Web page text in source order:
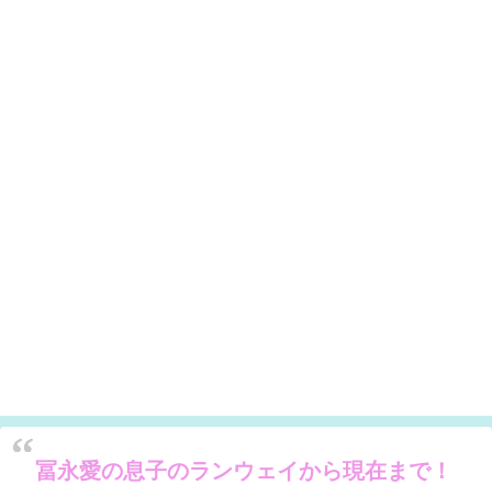
冨永愛の息子のランウェイから現在まで！